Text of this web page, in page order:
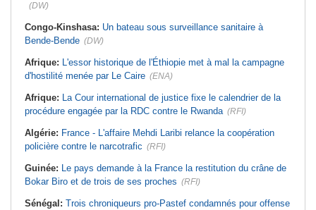
(DW)
Congo-Kinshasa: Un bateau sous surveillance sanitaire à
Bende-Bende (DW)
Afrique: L'essor historique de l'Éthiopie met à mal la campagne
d'hostilité menée par Le Caire (ENA)
Afrique: La Cour international de justice fixe le calendrier de la
procédure engagée par la RDC contre le Rwanda (RFI)
Algérie: France - L'affaire Mehdi Laribi relance la coopération
policière contre le narcotrafic (RFI)
Guinée: Le pays demande à la France la restitution du crâne de
Bokar Biro et de trois de ses proches (RFI)
Sénégal: Trois chroniqueurs pro-Pastef condamnés pour offense